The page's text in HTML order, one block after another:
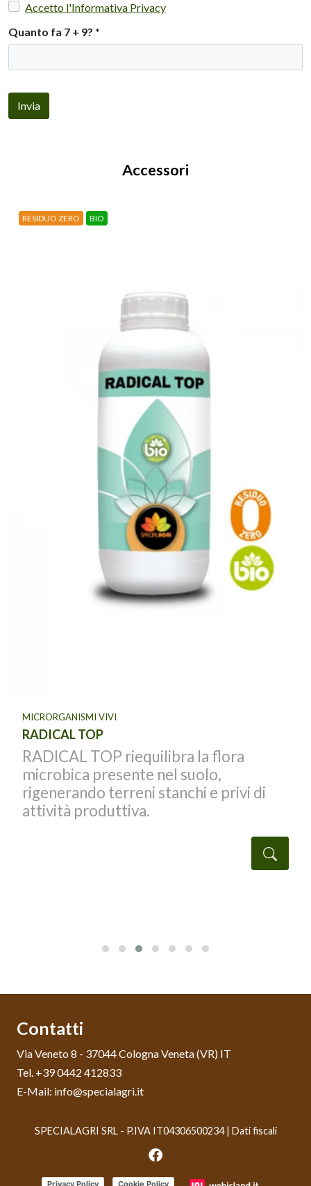
Accetto l'Informativa Privacy
Quanto fa 7 + 9? *
Invia
Accessori
RESIDUO ZERO BIO
MICRORGANISMI VIVI
RADICAL TOP
RADICAL TOP riequilibra la flora
microbica presente nel suolo,
rigenerando terreni stanchi e privi di
attività produttiva.
Contatti
Via Veneto 8 - 37044 Cologna Veneta (VR) IT
Tel. +39 0442 412833
E-Mail: info@specialagri.it
SPECIALAGRI SRL - P.IVA IT04306500234 | Dati fiscali